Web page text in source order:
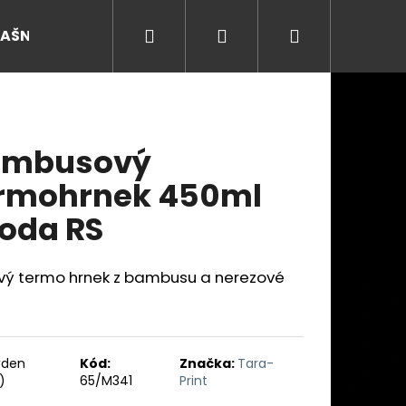
Přihlášení
450ml
RS
termo hrnek z bambusu a nerezové
Kód:
65/M341
Značka: Tara-
Print
Následující